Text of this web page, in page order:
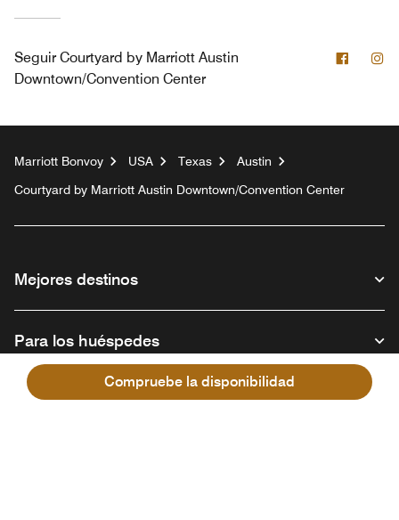
Compruebe la disponibilidad
Seguir Courtyard by Marriott Austin
Downtown/Convention Center
Marriott Bonvoy USA Texas
Austin
Courtyard by Marriott Austin Downtown/Convention Center
Mejores destinos
Para los huéspedes
Nuestra empresa